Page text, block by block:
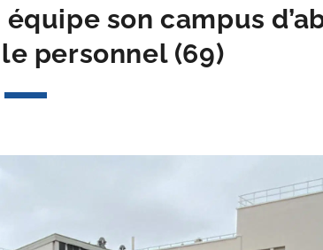
son campus
personnel (69)